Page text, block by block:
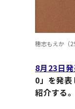
穂志もえか（
8月23日
0」を発
紹介する。